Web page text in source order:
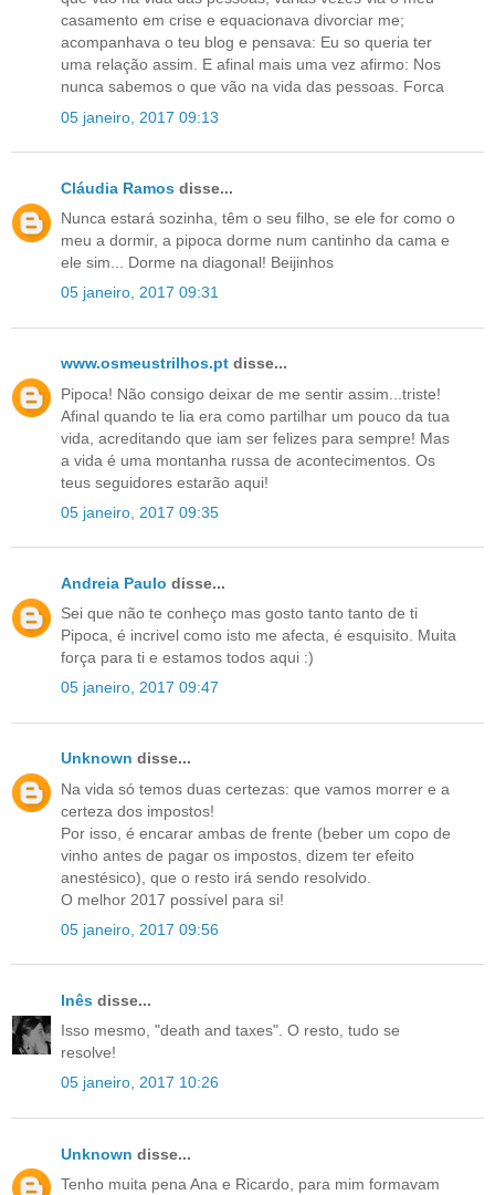
casamento em crise e equacionava divorciar me;
acompanhava o teu blog e pensava: Eu so queria ter
uma relação assim. E afinal mais uma vez afirmo: Nos
nunca sabemos o que vão na vida das pessoas. Forca
05 janeiro, 2017 09:13
Cláudia Ramos disse...
Nunca estará sozinha, têm o seu filho, se ele for como o
meu a dormir, a pipoca dorme num cantinho da cama e
ele sim... Dorme na diagonal! Beijinhos
05 janeiro, 2017 09:31
www.osmeustrilhos.pt disse...
Pipoca! Não consigo deixar de me sentir assim...triste!
Afinal quando te lia era como partilhar um pouco da tua
vida, acreditando que iam ser felizes para sempre! Mas
a vida é uma montanha russa de acontecimentos. Os
teus seguidores estarão aqui!
05 janeiro, 2017 09:35
Andreia Paulo disse...
Sei que não te conheço mas gosto tanto tanto de ti
Pipoca, é incrivel como isto me afecta, é esquisito. Muita
força para ti e estamos todos aqui :)
05 janeiro, 2017 09:47
Unknown disse...
Na vida só temos duas certezas: que vamos morrer e a
certeza dos impostos!
Por isso, é encarar ambas de frente (beber um copo de
vinho antes de pagar os impostos, dizem ter efeito
anestésico), que o resto irá sendo resolvido.
O melhor 2017 possível para si!
05 janeiro, 2017 09:56
Inês disse...
Isso mesmo, "death and taxes". O resto, tudo se
resolve!
05 janeiro, 2017 10:26
Unknown disse...
Tenho muita pena Ana e Ricardo, para mim formavam